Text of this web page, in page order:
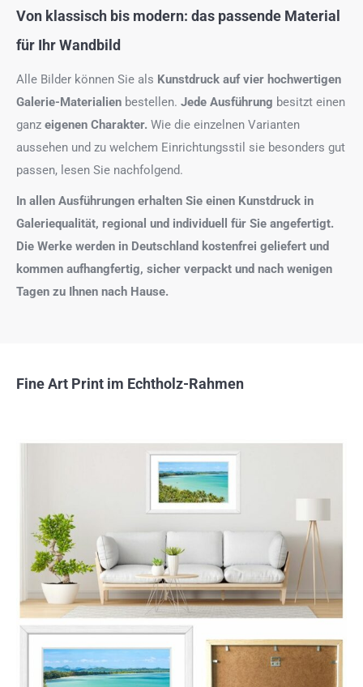
Von klassisch bis modern: das passende Material
für Ihr Wandbild
Alle Bilder können Sie als Kunstdruck auf vier hochwertigen
Galerie-Materialien bestellen. Jede Ausführung besitzt einen
ganz eigenen Charakter. Wie die einzelnen Varianten
aussehen und zu welchem Einrichtungsstil sie besonders gut
passen, lesen Sie nachfolgend.
In allen Ausführungen erhalten Sie einen Kunstdruck in
Galeriequalität, regional und individuell für Sie angefertigt.
Die Werke werden in Deutschland kostenfrei geliefert und
kommen aufhangfertig, sicher verpackt und nach wenigen
Tagen zu Ihnen nach Hause.
Fine Art Print im Echtholz-Rahmen